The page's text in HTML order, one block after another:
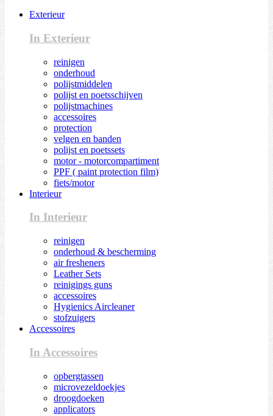
Exterieur
In Exterieur
reinigen
onderhoud
polijstmiddelen
polijst en poetsschijven
polijstmachines
accessoires
protection
velgen en banden
polijst en poetssets
motor - motorcompartiment
PPF ( paint protection film)
fiets/motor
Interieur
In Interieur
reinigen
onderhoud & bescherming
air fresheners
Leather Sets
reinigings guns
accessoires
Hygienics Aircleaner
stofzuigers
Accessoires
In Accessoires
opbergtassen
microvezeldoekjes
droogdoeken
applicators